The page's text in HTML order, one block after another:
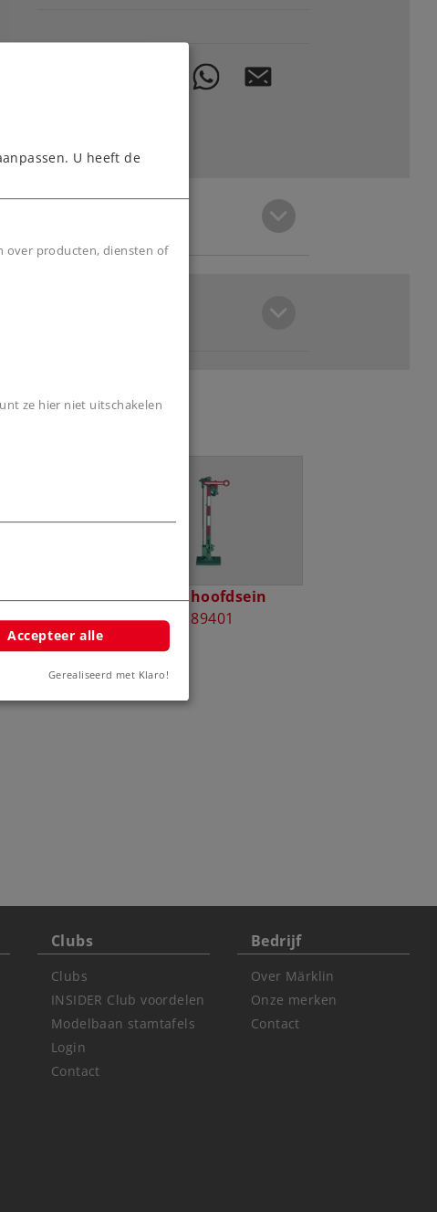
uitrijsein
Armhoofdsein
89401
Clubs
Clubs
INSIDER Club voordelen
Modelbaan stamtafels
Login
Contact
Bedrijf
Over Märklin
Onze merken
Contact
U heeft de
over producten, diensten of
ze hier niet uitschakelen
Accepteer alle
Gerealiseerd met Klaro!